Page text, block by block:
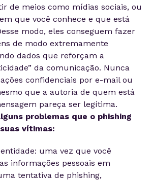
de meios como mídias sociais, ou
que você conhece e que está
modo, eles conseguem fazer
de modo extremamente
dados que reforçam a
da comunicação. Nunca
confidenciais por e-mail ou
que a autoria de quem está
pareça ser legítima.
problemas que o phishing
vítimas:
uma vez que você
informações pessoais em
tentativa de phishing,